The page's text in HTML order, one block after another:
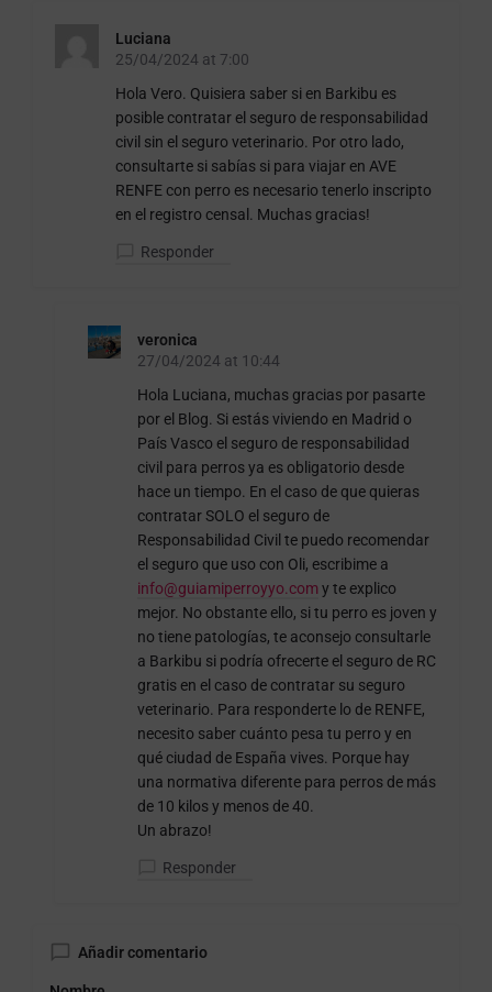
Luciana
25/04/2024 at 7:00
Hola Vero. Quisiera saber si en Barkibu es
posible contratar el seguro de responsabilidad
civil sin el seguro veterinario. Por otro lado,
consultarte si sabías si para viajar en AVE
RENFE con perro es necesario tenerlo inscripto
en el registro censal. Muchas gracias!
Responder
veronica
27/04/2024 at 10:44
Hola Luciana, muchas gracias por pasarte
por el Blog. Si estás viviendo en Madrid o
País Vasco el seguro de responsabilidad
civil para perros ya es obligatorio desde
hace un tiempo. En el caso de que quieras
contratar SOLO el seguro de
Responsabilidad Civil te puedo recomendar
el seguro que uso con Oli, escribime a
info@guiamiperroyyo.com y te explico
mejor. No obstante ello, si tu perro es joven y
no tiene patologías, te aconsejo consultarle
a Barkibu si podría ofrecerte el seguro de RC
gratis en el caso de contratar su seguro
veterinario. Para responderte lo de RENFE,
necesito saber cuánto pesa tu perro y en
qué ciudad de España vives. Porque hay
una normativa diferente para perros de más
de 10 kilos y menos de 40.
Un abrazo!
Responder
Añadir comentario